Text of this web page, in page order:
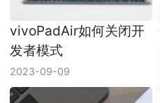
vivoPadAir如何关闭开
发者模式
2023-09-09